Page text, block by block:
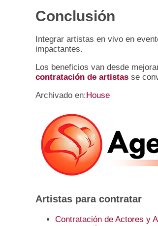
Conclusión
Integrar artistas en vivo en
impactantes.
Los beneficios van desde
contratación de artistas se
Archivado en: House
Barra
lateral
primaria
Artistas para contratar
Contratación de Actores y